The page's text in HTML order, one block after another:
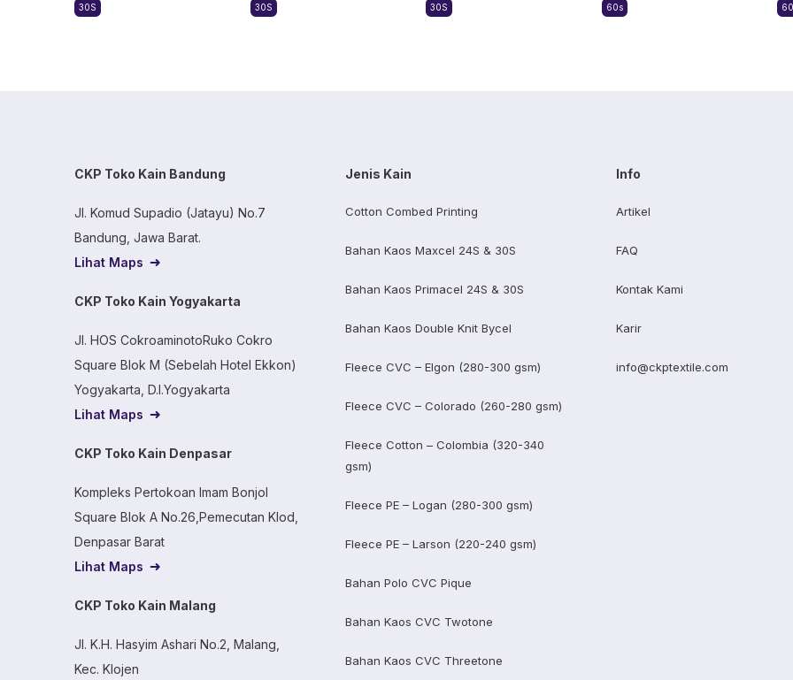
30S 30S 30S 60s
CKP Toko Kain Bandung
Jl. Komud Supadio (Jatayu) No.7
Bandung, Jawa Barat.
Lihat Maps
CKP Toko Kain Yogyakarta
Jl. HOS CokroaminotoRuko Cokro
Square Blok M (Sebelah Hotel Ekkon)
Yogyakarta, D.I.Yogyakarta
Lihat Maps
CKP Toko Kain Denpasar
Kompleks Pertokoan Imam Bonjol
Square Blok A No.26,Pemecutan Klod,
Denpasar Barat
Lihat Maps
CKP Toko Kain Malang
Jl. K.H. Hasyim Ashari No.2, Malang,
Kec. Klojen
Jenis Kain
Cotton Combed Printing
Bahan Kaos Maxcel 24S & 30S
Bahan Kaos Primacel 24S & 30S
Bahan Kaos Double Knit Bycel
Fleece CVC – Elgon (280-300 gsm)
Fleece CVC – Colorado (260-280 gsm)
Fleece Cotton – Colombia (320-340
gsm)
Fleece PE – Logan (280-300 gsm)
Fleece PE – Larson (220-240 gsm)
Bahan Polo CVC Pique
Bahan Kaos CVC Twotone
Bahan Kaos CVC Threetone
Info
Artikel
FAQ
Kontak Kami
Karir
info@ckptextile.com